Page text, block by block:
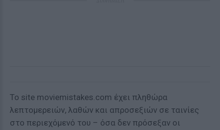
Το site moviemistakes.com έχει πληθώρα
λεπτομερειών, λαθών και απροσεξιών σε ταινίες
στο περιεχόμενό του – όσα δεν πρόσεξαν οι